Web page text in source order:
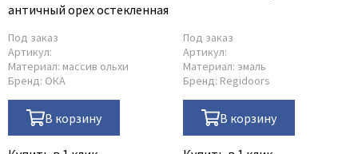
античный орех остекленная
Под заказ
Артикул:
Материал: массив ольхи
Бренд: ОКА
В корзину
Под заказ
Артикул:
Материал: эмаль
Бренд: Regidoors
В корзину